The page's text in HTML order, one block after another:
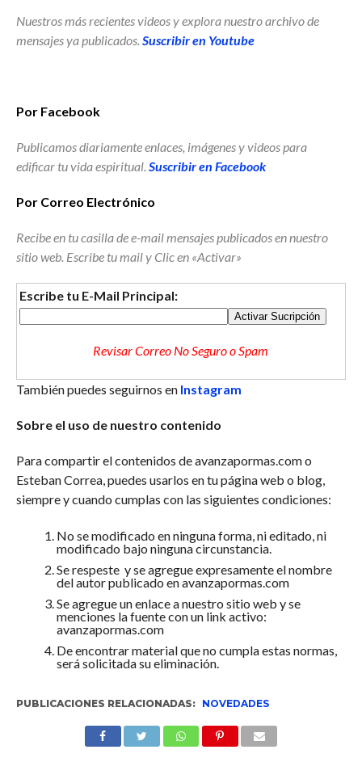
Nuestros más recientes videos y explora nuestro archivo de
mensajes ya publicados. Suscribir en Youtube
Por Facebook
Publicamos diariamente enlaces, imágenes y videos para
edificar tu vida espiritual. Suscribir en Facebook
Por Correo Electrónico
Recibe en tu casilla de e-mail mensajes publicados en nuestro
sitio web. Escribe tu mail y Clic en «Activar»
Escribe tu E-Mail Principal:
Revisar Correo No Seguro o Spam
También puedes seguirnos en Instagram
Sobre el uso de nuestro contenido
Para compartir el contenidos de avanzapormas.com o
Esteban Correa, puedes usarlos en tu página web o blog,
siempre y cuando cumplas con las siguientes condiciones:
No se modificado en ninguna forma, ni editado, ni
modificado bajo ninguna circunstancia.
Se respeste y se agregue expresamente el nombre
del autor publicado en avanzapormas.com
Se agregue un enlace a nuestro sitio web y se
menciones la fuente con un link activo:
avanzapormas.com
De encontrar material que no cumpla estas normas,
será solicitada su eliminación.
PUBLICACIONES RELACIONADAS: NOVEDADES